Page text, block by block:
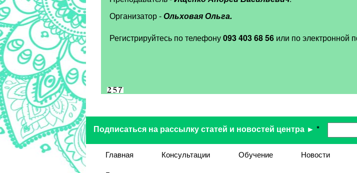
Организатор -Ольховая Ольга.
Регистрируйтесь по телефону093 403 68 56 или по электронной
Подписаться на рассылку статей и новостей центра ► *
Главная Консультации Обучение Новости